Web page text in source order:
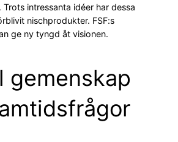
Trots intressanta idéer har dessa
nischprodukter. FSF:s
ge ny tyngd åt visionen.
gemenskap